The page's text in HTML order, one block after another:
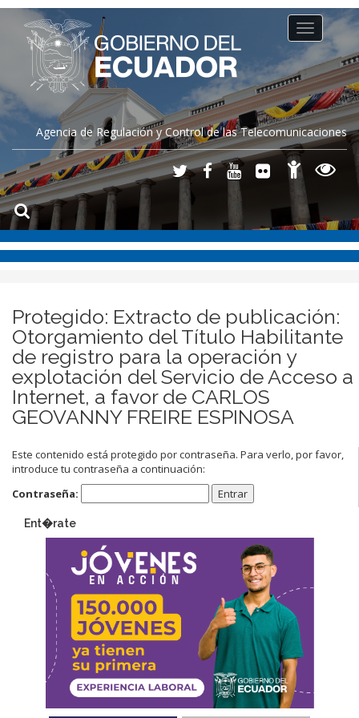
Agencia de Regulación y Control de las Telecomunicaciones
Toggle
navigation
Protegido: Extracto de publicación:
Otorgamiento del Título Habilitante
de registro para la operación y
explotación del Servicio de Acceso a
Internet, a favor de CARLOS
GEOVANNY FREIRE ESPINOSA
Este contenido está protegido por contraseña. Para verlo, por favor,
introduce tu contraseña a continuación:
Contraseña:
Ent�rate